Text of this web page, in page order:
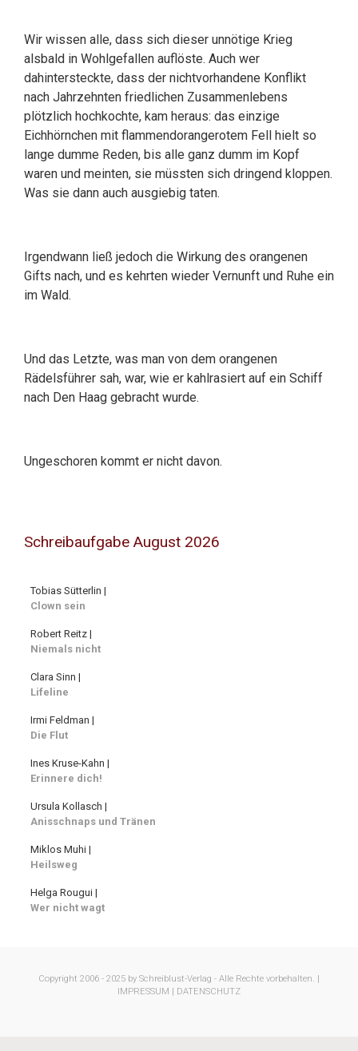
Wir wissen alle, dass sich dieser unnötige Krieg
alsbald in Wohlgefallen auflöste. Auch wer
dahintersteckte, dass der nichtvorhandene Konflikt
nach Jahrzehnten friedlichen Zusammenlebens
plötzlich hochkochte, kam heraus: das einzige
Eichhörnchen mit flammendorangerotem Fell hielt so
lange dumme Reden, bis alle ganz dumm im Kopf
waren und meinten, sie müssten sich dringend kloppen.
Was sie dann auch ausgiebig taten.
Irgendwann ließ jedoch die Wirkung des orangenen
Gifts nach, und es kehrten wieder Vernunft und Ruhe ein
im Wald.
Und das Letzte, was man von dem orangenen
Rädelsführer sah, war, wie er kahlrasiert auf ein Schiff
nach Den Haag gebracht wurde.
Ungeschoren kommt er nicht davon.
Schreibaufgabe August 2026
Tobias Sütterlin |
Clown sein
Robert Reitz |
Niemals nicht
Clara Sinn |
Lifeline
Irmi Feldman |
Die Flut
Ines Kruse-Kahn |
Erinnere dich!
Ursula Kollasch |
Anisschnaps und Tränen
Miklos Muhi |
Heilsweg
Helga Rougui |
Wer nicht wagt
Copyright 2006 - 2025 by Schreiblust-Verlag - Alle Rechte vorbehalten. |
IMPRESSUM |
DATENSCHUTZ